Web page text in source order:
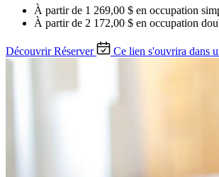
À partir de 1 269,00 $ en occupation
À partir de 2 172,00 $ en occupation
Découvrir Réserver Ce lien s'ouvrira dans